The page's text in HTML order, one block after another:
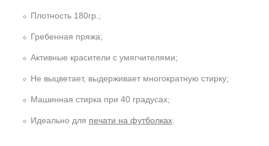
Плотность 180гр.;
Гребенная пряжа;
Активные красители с умягчителями;
Не выцветает, выдерживает многократную стирку;
Машинная стирка при 40 градусах;
Идеально для печати на футболках.